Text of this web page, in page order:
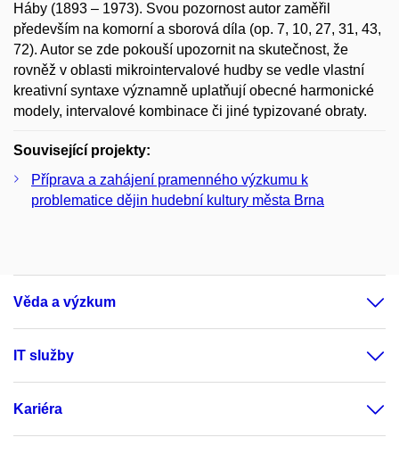
Háby (1893 – 1973). Svou pozornost autor zaměřil
především na komorní a sborová díla (op. 7, 10, 27, 31, 43,
72). Autor se zde pokouší upozornit na skutečnost, že
rovněž v oblasti mikrointervalové hudby se vedle vlastní
kreativní syntaxe významně uplatňují obecné harmonické
modely, intervalové kombinace či jiné typizované obraty.
Související projekty:
Příprava a zahájení pramenného výzkumu k
problematice dějin hudební kultury města Brna
Věda a výzkum
IT služby
Kariéra